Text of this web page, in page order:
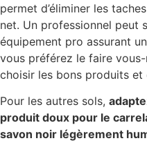
permet d’éliminer les
net. Un professionnel peut
équipement pro assurant
vous préférez le faire
choisir les bons produits et
Pour les autres sols,
produit doux pour le
savon noir légèrement